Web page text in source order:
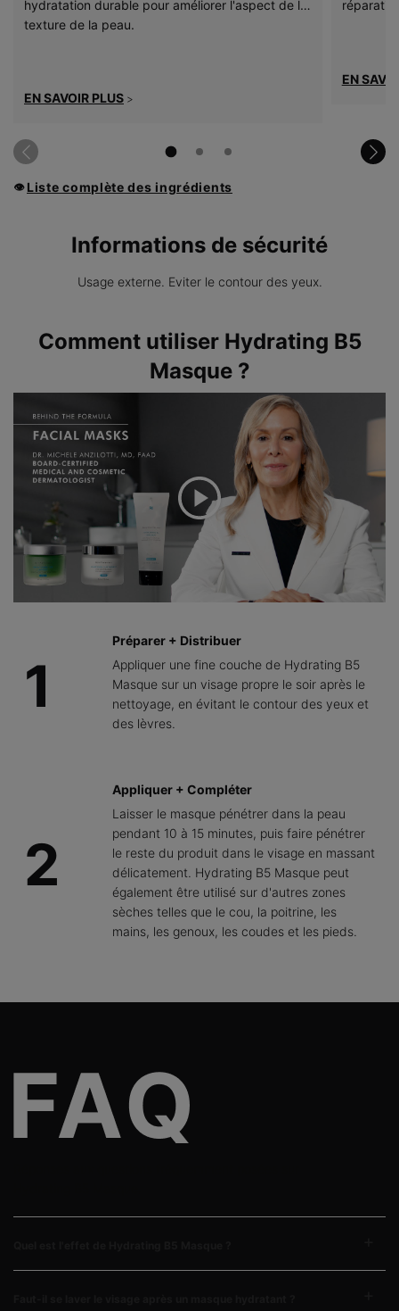
hydratation durable pour améliorer l'aspect de la
texture de la peau.
EN SAVOIR PLUS >
EN
👁 Liste complète des ingrédients
Informations de sécurité
Usage externe. Eviter le contour des yeux.
PDP Product How to Use Section
Comment utiliser Hydrating B5
Masque ?
1
Préparer + Distribuer
Appliquer une fine couche de Hydrating B5
Masque sur un visage propre le soir après le
nettoyage, en évitant le contour des yeux et
des lèvres.
2
Appliquer + Compléter
Laisser le masque pénétrer dans la peau
pendant 10 à 15 minutes, puis faire pénétrer
le reste du produit dans le visage en massant
délicatement. Hydrating B5 Masque peut
également être utilisé sur d'autres zones
sèches telles que le cou, la poitrine, les
mains, les genoux, les coudes et les pieds.